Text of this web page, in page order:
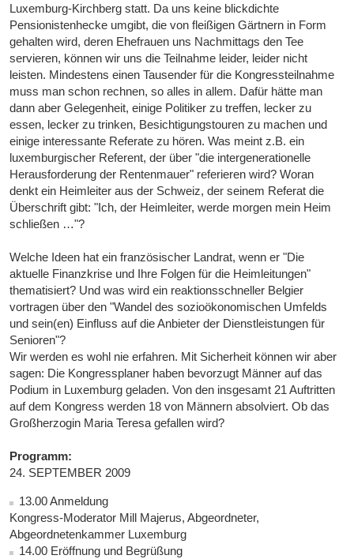
Luxemburg-Kirchberg statt. Da uns keine blickdichte
Pensionistenhecke umgibt, die von fleißigen Gärtnern in Form
gehalten wird, deren Ehefrauen uns Nachmittags den Tee
servieren, können wir uns die Teilnahme leider, leider nicht
leisten. Mindestens einen Tausender für die Kongressteilnahme
muss man schon rechnen, so alles in allem. Dafür hätte man
dann aber Gelegenheit, einige Politiker zu treffen, lecker zu
essen, lecker zu trinken, Besichtigungstouren zu machen und
einige interessante Referate zu hören. Was meint z.B. ein
luxemburgischer Referent, der über "die intergenerationelle
Herausforderung der Rentenmauer" referieren wird? Woran
denkt ein Heimleiter aus der Schweiz, der seinem Referat die
Überschrift gibt: "Ich, der Heimleiter, werde morgen mein Heim
schließen …"?
Welche Ideen hat ein französischer Landrat, wenn er "Die
aktuelle Finanzkrise und Ihre Folgen für die Heimleitungen"
thematisiert? Und was wird ein reaktionsschneller Belgier
vortragen über den "Wandel des sozioökonomischen Umfelds
und sein(en) Einfluss auf die Anbieter der Dienstleistungen für
Senioren"?
Wir werden es wohl nie erfahren. Mit Sicherheit können wir aber
sagen: Die Kongressplaner haben bevorzugt Männer auf das
Podium in Luxemburg geladen. Von den insgesamt 21 Auftritten
auf dem Kongress werden 18 von Männern absolviert. Ob das
Großherzogin Maria Teresa gefallen wird?
Programm:
24. SEPTEMBER 2009
13.00 Anmeldung
Kongress-Moderator Mill Majerus, Abgeordneter,
Abgeordnetenkammer Luxemburg
14.00 Eröffnung und Begrüßung